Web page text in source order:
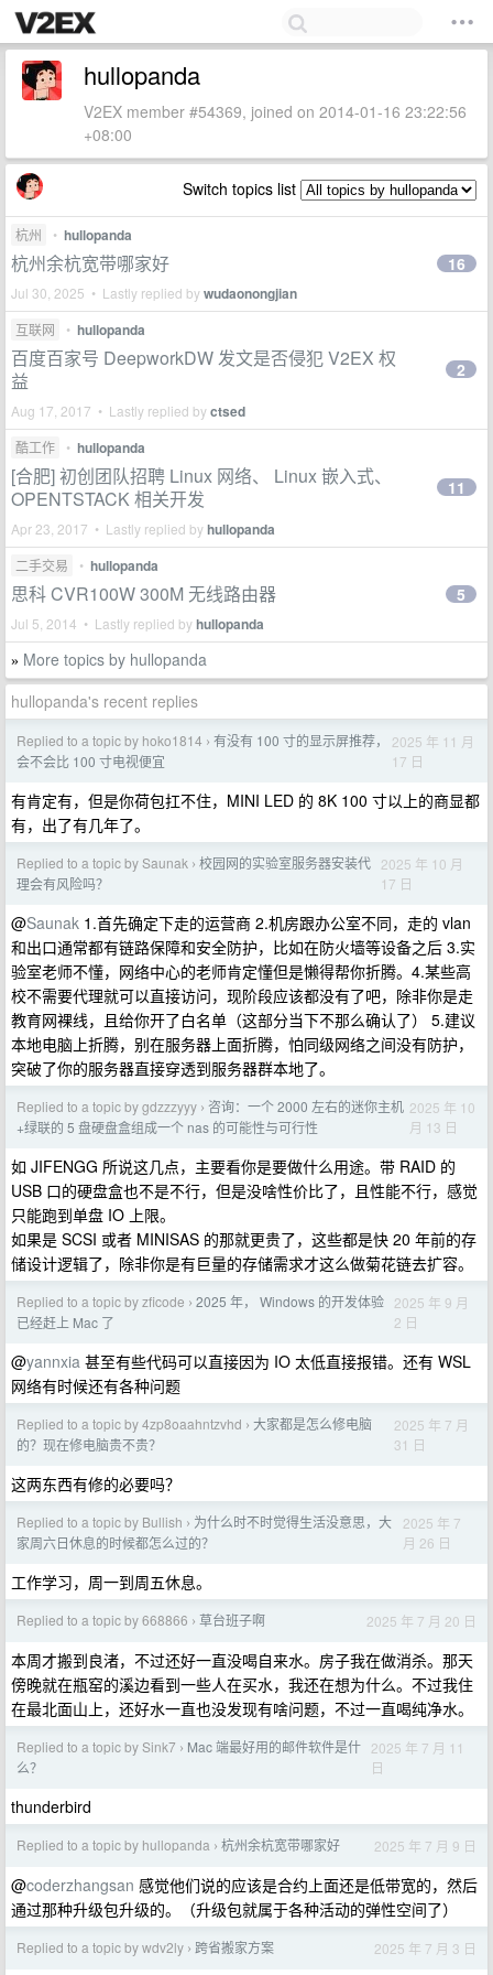
hullopanda
V2EX member #54369, joined on 2014-01-16 23:22:56
+08:00
Switch topics list
杭州 • hullopanda
杭州余杭宽带哪家好
Jul 30, 2025 • Lastly replied bywudaonongjian
16
互联网 • hullopanda
百度百家号 DeepworkDW 发文是否侵犯 V2EX 权
益
Aug 17, 2017 • Lastly replied byctsed
2
酷工作 • hullopanda
[合肥] 初创团队招聘 Linux 网络、 Linux 嵌入式、
OPENTSTACK 相关开发
Apr 23, 2017 • Lastly replied byhullopanda
11
二手交易 • hullopanda
思科 CVR100W 300M 无线路由器
Jul 5, 2014 • Lastly replied byhullopanda
5
» More topics by hullopanda
hullopanda's recent replies
Replied to a topic by hoko1814 › 有没有 100 寸的显示屏推荐，
会不会比 100 寸电视便宜
2025 年 11 月
17 日
有肯定有，但是你荷包扛不住，MINI LED 的 8K 100 寸以上的商显都
有，出了有几年了。
Replied to a topic by Saunak › 校园网的实验室服务器安装代
理会有风险吗？
2025 年 10 月
17 日
@Saunak 1.首先确定下走的运营商 2.机房跟办公室不同，走的 vlan
和出口通常都有链路保障和安全防护，比如在防火墙等设备之后 3.实
验室老师不懂，网络中心的老师肯定懂但是懒得帮你折腾。4.某些高
校不需要代理就可以直接访问，现阶段应该都没有了吧，除非你是走
教育网裸线，且给你开了白名单（这部分当下不那么确认了） 5.建议
本地电脑上折腾，别在服务器上面折腾，怕同级网络之间没有防护，
突破了你的服务器直接穿透到服务器群本地了。
Replied to a topic by gdzzzyyy › 咨询：一个 2000 左右的迷你主机
+绿联的 5 盘硬盘盒组成一个 nas 的可能性与可行性
2025 年 10
月 13 日
如 JIFENGG 所说这几点，主要看你是要做什么用途。带 RAID 的
USB 口的硬盘盒也不是不行，但是没啥性价比了，且性能不行，感觉
只能跑到单盘 IO 上限。
如果是 SCSI 或者 MINISAS 的那就更贵了，这些都是快 20 年前的存
储设计逻辑了，除非你是有巨量的存储需求才这么做菊花链去扩容。
Replied to a topic by zficode › 2025 年， Windows 的开发体验
已经赶上 Mac 了
2025 年 9 月
2 日
@yannxia 甚至有些代码可以直接因为 IO 太低直接报错。还有 WSL
网络有时候还有各种问题
Replied to a topic by 4zp8oaahntzvhd › 大家都是怎么修电脑
的？现在修电脑贵不贵？
2025 年 7 月
31 日
这两东西有修的必要吗？
Replied to a topic by Bullish › 为什么时不时觉得生活没意思，大
家周六日休息的时候都怎么过的？
2025 年 7
月 26 日
工作学习，周一到周五休息。
Replied to a topic by 668866 › 草台班子啊 2025 年 7 月 20 日
本周才搬到良渚，不过还好一直没喝自来水。房子我在做消杀。那天
傍晚就在瓶窑的溪边看到一些人在买水，我还在想为什么。不过我住
在最北面山上，还好水一直也没发现有啥问题，不过一直喝纯净水。
Replied to a topic by Sink7 › Mac 端最好用的邮件软件是什
么？
2025 年 7 月 11
日
thunderbird
Replied to a topic by hullopanda › 杭州余杭宽带哪家好 2025 年 7 月 9 日
@coderzhangsan 感觉他们说的应该是合约上面还是低带宽的，然后
通过那种升级包升级的。（升级包就属于各种活动的弹性空间了）
Replied to a topic by wdv2ly › 跨省搬家方案 2025 年 7 月 3 日